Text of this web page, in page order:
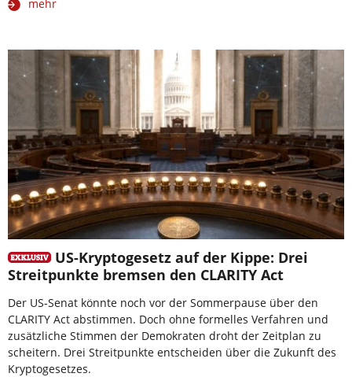
mehr
US-Kryptogesetz auf der Kippe: Drei
Streitpunkte bremsen den CLARITY Act
Der US-Senat könnte noch vor der Sommerpause über den
CLARITY Act abstimmen. Doch ohne formelles Verfahren und
zusätzliche Stimmen der Demokraten droht der Zeitplan zu
scheitern. Drei Streitpunkte entscheiden über die Zukunft des
Kryptogesetzes.